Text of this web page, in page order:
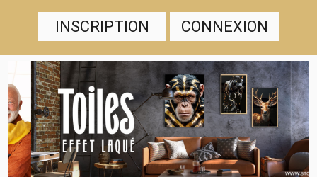
INSCRIPTION CONNEXION